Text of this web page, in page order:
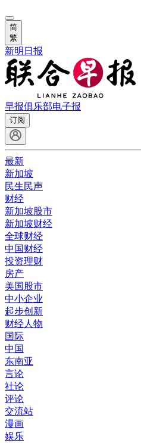
简
繁
新明日报
早报俱乐部电子报
订阅
最新
新加坡
民生民声
财经
新加坡股市
新加坡财经
全球财经
中国财经
投资理财
房产
美国股市
中小企业
起步创新
财经人物
国际
中国
东南亚
言论
社论
评论
交流站
漫画
娱乐